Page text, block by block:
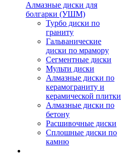
Алмазные диски для
болгарки (УШМ)
Турбо диски по
граниту
Гальванические
диски по мрамору
Сегментные диски
Мульти диски
Алмазные диски по
керамограниту и
керамической плитки
Алмазные диски по
бетону
Расшивочные диски
Сплошные диски по
камню